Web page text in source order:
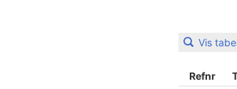
Vis
Refnr